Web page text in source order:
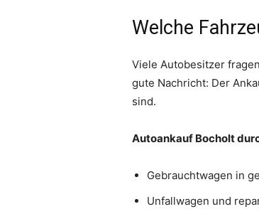
Welche
Viele Autobesitzer
gute Nachricht: Der
sind.
Autoankauf Bocholt
Gebrauchtwagen in
Unfallwagen und